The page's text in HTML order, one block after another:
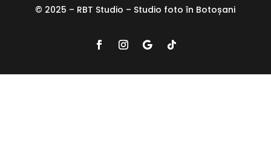
© 2025 – RBT Studio – Studio foto în Botoșani